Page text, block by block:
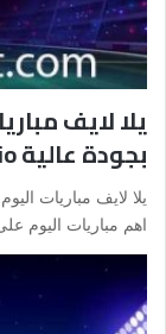
يلا لايف
بجودة عالية yallalive io
اهم مباريات اليوم